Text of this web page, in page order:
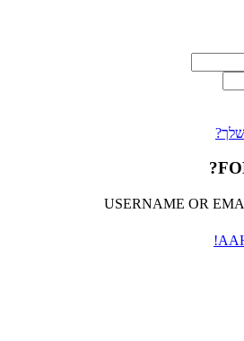
USERNAME OR